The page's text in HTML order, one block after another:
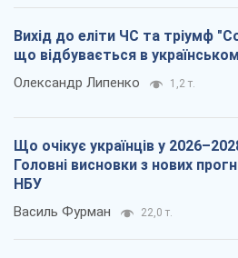
Вихід до еліти ЧС та тріумф
що відбувається в
Олександр Липенко 1,2 т.
Що очікує українців у
Головні висновки з нових
НБУ
Василь Фурман 22,0 т.